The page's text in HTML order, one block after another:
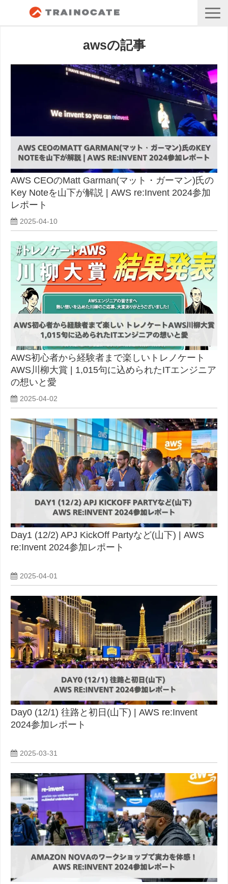
awsの記事
AWS CEOのMatt Garman(マット・ガーマン)氏の
Key Noteを山下が解説 | AWS re:Invent 2024参加
レポート
2025-04-10
AWS初心者から経験者まで楽しいトレノケート
AWS川柳大賞 | 1,015句に込められたITエンジニア
の想いと愛
2025-04-02
Day1 (12/2) APJ KickOff Partyなど(山下) | AWS
re:Invent 2024参加レポート
2025-04-01
Day0 (12/1) 往路と初日(山下) | AWS re:Invent
2024参加レポート
2025-03-31